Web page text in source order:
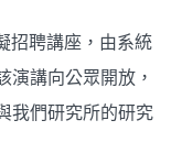
招聘講座，由系統
演講向公眾開放，
我們研究所的研究